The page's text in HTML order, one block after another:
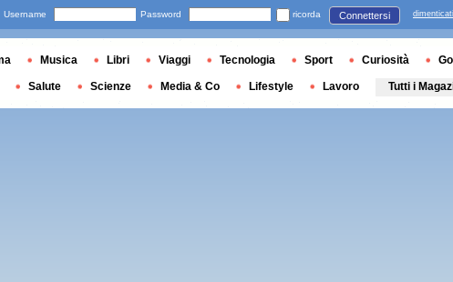
Username Password ricorda Connettersi
Musica Libri Viaggi Tecnologia Sport Curiosità
Salute Scienze Media & Co Lifestyle Lavoro Tutti i